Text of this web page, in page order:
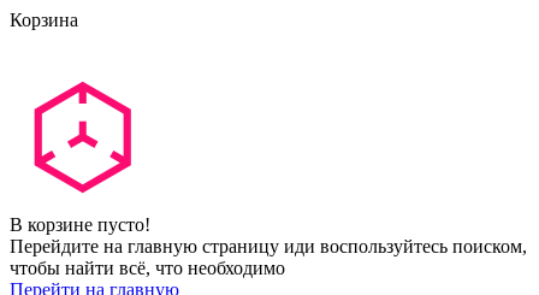
Корзина
В корзине пусто!
Перейдите на главную страницу иди воспользуйтесь поиском,
чтобы найти всё, что необходимо
Перейти на главную